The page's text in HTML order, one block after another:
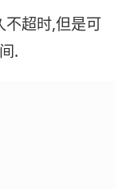
超时,但是可
.